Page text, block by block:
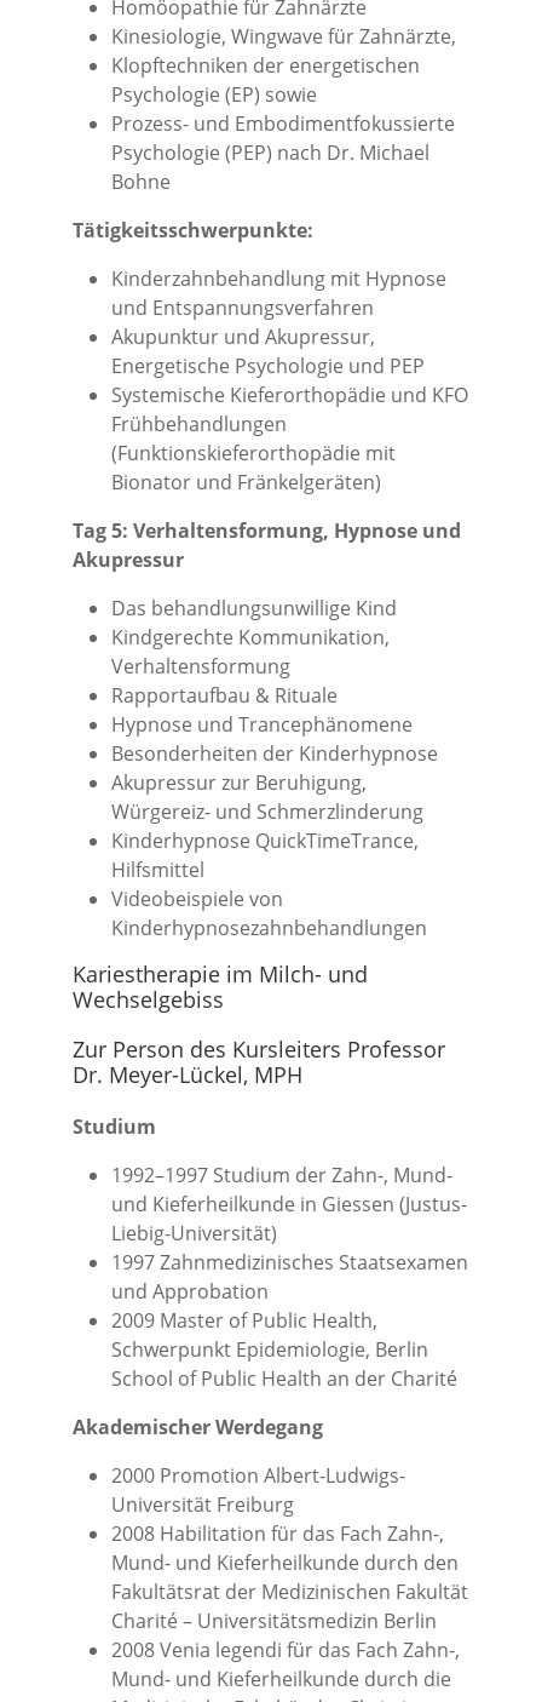
Homöopathie für Zahnärzte
Kinesiologie, Wingwave für Zahnärzte,
Klopftechniken der energetischen
Psychologie (EP) sowie
Prozess- und Embodimentfokussierte
Psychologie (PEP) nach Dr. Michael
Bohne
Tätigkeitsschwerpunkte:
Kinderzahnbehandlung mit Hypnose
und Entspannungsverfahren
Akupunktur und Akupressur,
Energetische Psychologie und PEP
Systemische Kieferorthopädie und KFO
Frühbehandlungen
(Funktionskieferorthopädie mit
Bionator und Fränkelgeräten)
Tag 5: Verhaltensformung, Hypnose und
Akupressur
Das behandlungsunwillige Kind
Kindgerechte Kommunikation,
Verhaltensformung
Rapportaufbau & Rituale
Hypnose und Trancephänomene
Besonderheiten der Kinderhypnose
Akupressur zur Beruhigung,
Würgereiz- und Schmerzlinderung
Kinderhypnose QuickTimeTrance,
Hilfsmittel
Videobeispiele von
Kinderhypnosezahnbehandlungen
Kariestherapie im Milch- und
Wechselgebiss
Zur Person des Kursleiters Professor
Dr. Meyer-Lückel, MPH
Studium
1992–1997 Studium der Zahn-, Mund-
und Kieferheilkunde in Giessen (Justus-
Liebig-Universität)
1997 Zahnmedizinisches Staatsexamen
und Approbation
2009 Master of Public Health,
Schwerpunkt Epidemiologie, Berlin
School of Public Health an der Charité
Akademischer Werdegang
2000 Promotion Albert-Ludwigs-
Universität Freiburg
2008 Habilitation für das Fach Zahn-,
Mund- und Kieferheilkunde durch den
Fakultätsrat der Medizinischen Fakultät
Charité – Universitätsmedizin Berlin
2008 Venia legendi für das Fach Zahn-,
Mund- und Kieferheilkunde durch die